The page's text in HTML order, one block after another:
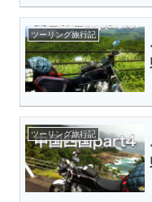
ツーリング旅行記
ツーリング旅行記